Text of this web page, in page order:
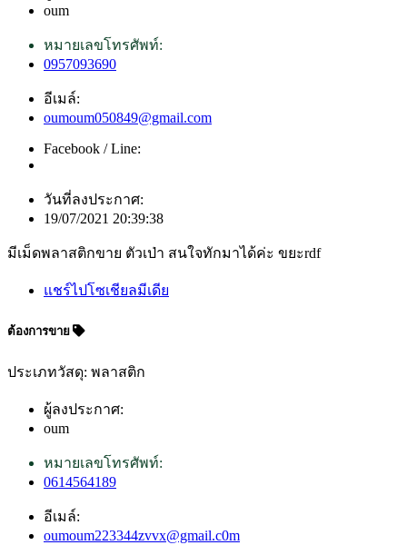
oum
หมายเลขโทรศัพท์:
0957093690
อีเมล์:
oumoum050849@gmail.com
Facebook / Line:
วันที่ลงประกาศ:
19/07/2021 20:39:38
มีเม็ดพลาสติกขาย ตัวเป่า สนใจทักมาได้ค่ะ ขยะrdf
แชร์ไปโซเชียลมีเดีย
ต้องการขาย
ประเภทวัสดุ: พลาสติก
ผู้ลงประกาศ:
oum
หมายเลขโทรศัพท์:
0614564189
อีเมล์:
oumoum223344zvvx@gmail.c0m